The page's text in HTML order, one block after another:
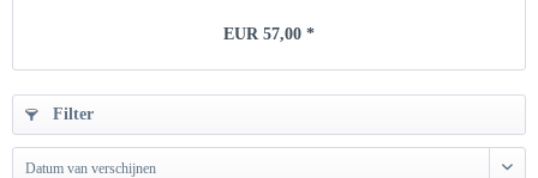
EUR 57,00 *
Filter
Datum van verschijnen